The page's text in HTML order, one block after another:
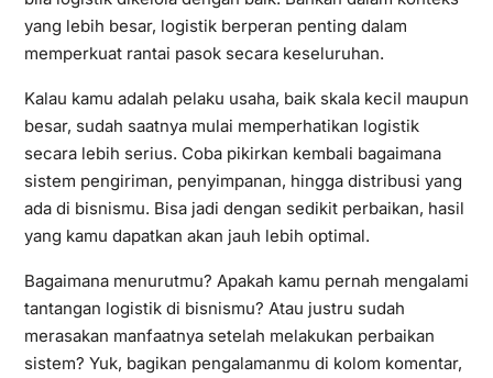
yang lebih besar, logistik berperan penting dalam
memperkuat rantai pasok secara keseluruhan.
Kalau kamu adalah pelaku usaha, baik skala kecil maupun
besar, sudah saatnya mulai memperhatikan logistik
secara lebih serius. Coba pikirkan kembali bagaimana
sistem pengiriman, penyimpanan, hingga distribusi yang
ada di bisnismu. Bisa jadi dengan sedikit perbaikan, hasil
yang kamu dapatkan akan jauh lebih optimal.
Bagaimana menurutmu? Apakah kamu pernah mengalami
tantangan logistik di bisnismu? Atau justru sudah
merasakan manfaatnya setelah melakukan perbaikan
sistem? Yuk, bagikan pengalamanmu di kolom komentar,